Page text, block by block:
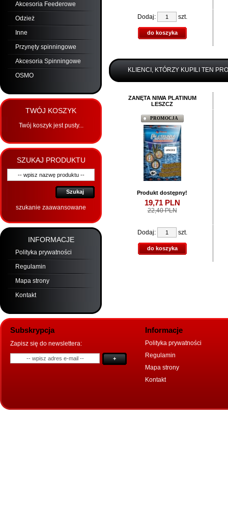
Akcesoria Feederowe
Odzież
Inne
Przynęty spinningowe
Akcesoria Spinningowe
OSMO
TWÓJ KOSZYK
Twój koszyk jest pusty...
SZUKAJ PRODUKTU
Szukaj
szukanie zaawansowane
INFORMACJE
Polityka prywatności
Regulamin
Mapa strony
Kontakt
Dodaj: szt.
do koszyka
KLIENCI, KTÓRZY KUPILI TEN
ZANĘTA NIWA PLATINUM
LESZCZ
PROMOCJA
Produkt dostępny!
19,71PLN
22,40 PLN
Dodaj: szt.
do koszyka
Informacje
Subskrypcja
Zapisz się do newslettera:
+
Polityka prywatności
Regulamin
Mapa strony
Kontakt